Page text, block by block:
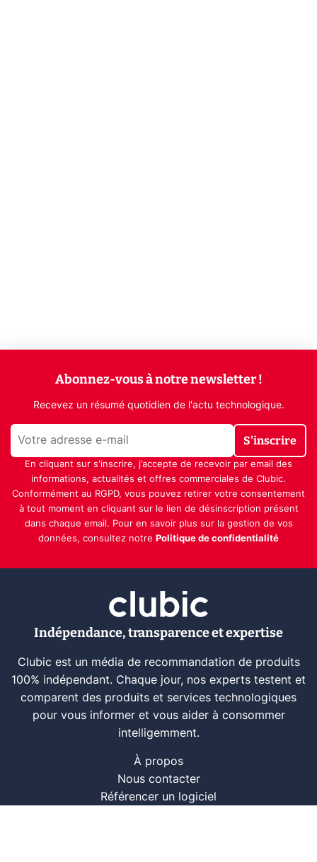
Abonnez-vous à notre newsletter !
Recevez un résumé quotidien de l'actu technologique.
S'inscrire
En cliquant sur s'inscrire, j’accepte de recevoir par email des
informations, actualités et offres commerciales de Clubic.
Conformément au RGPD, vous pouvez retirer votre consentement
à tout moment en cliquant sur le lien de désinscription présent
dans chaque email. Pour en savoir plus sur la gestion de vos
données, consultez notre Politique de confidentialité
Indépendance, transparence et expertise
Clubic est un média de recommandation de produits
100% indépendant. Chaque jour, nos experts testent et
comparent des produits et services technologiques
pour vous informer et vous aider à consommer
intelligemment.
À propos
Nous contacter
Référencer un logiciel